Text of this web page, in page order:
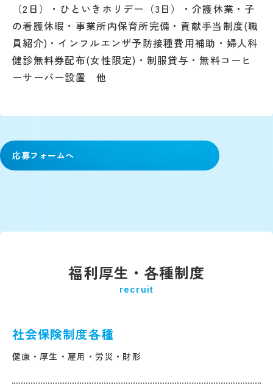
（2日）・ひといきホリデー（3日）・介護休業・子
の看護休暇・事業所内保育所完備・貢献手当制度(職
員紹介)・インフルエンザ予防接種費用補助・婦人科
健診無料券配布(女性限定)・制服貸与・無料コーヒ
ーサーバー設置 他
応募フォームへ
福利厚生・各種制度
recruit
社会保険制度各種
健康・厚生・雇用・労災・財形